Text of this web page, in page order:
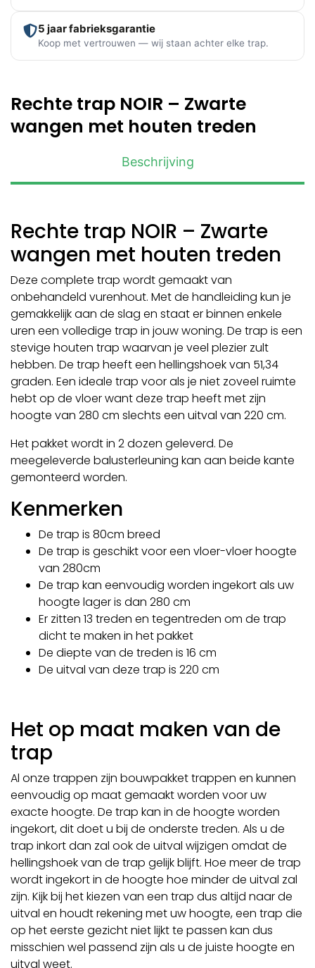
5 jaar fabrieksgarantie
Koop met vertrouwen — wij staan achter elke trap.
Rechte trap NOIR – Zwarte
wangen met houten treden
Beschrijving
Rechte trap NOIR – Zwarte
wangen met houten treden
Deze complete trap wordt gemaakt van
onbehandeld vurenhout. Met de handleiding kun je
gemakkelijk aan de slag en staat er binnen enkele
uren een volledige trap in jouw woning. De trap is een
stevige houten trap waarvan je veel plezier zult
hebben. De trap heeft een hellingshoek van 51,34
graden. Een ideale trap voor als je niet zoveel ruimte
hebt op de vloer want deze trap heeft met zijn
hoogte van 280 cm slechts een uitval van 220 cm.
Het pakket wordt in 2 dozen geleverd. De
meegeleverde balusterleuning kan aan beide kante
gemonteerd worden.
Kenmerken
De trap is 80cm breed
De trap is geschikt voor een vloer-vloer hoogte
van 280cm
De trap kan eenvoudig worden ingekort als uw
hoogte lager is dan 280 cm
Er zitten 13 treden en tegentreden om de trap
dicht te maken in het pakket
De diepte van de treden is 16 cm
De uitval van deze trap is 220 cm
Het op maat maken van de
trap
Al onze trappen zijn bouwpakket trappen en kunnen
eenvoudig op maat gemaakt worden voor uw
exacte hoogte. De trap kan in de hoogte worden
ingekort, dit doet u bij de onderste treden. Als u de
trap inkort dan zal ook de uitval wijzigen omdat de
hellingshoek van de trap gelijk blijft. Hoe meer de trap
wordt ingekort in de hoogte hoe minder de uitval zal
zijn. Kijk bij het kiezen van een trap dus altijd naar de
uitval en houdt rekening met uw hoogte, een trap die
op het eerste gezicht niet lijkt te passen kan dus
misschien wel passend zijn als u de juiste hoogte en
uitval weet.